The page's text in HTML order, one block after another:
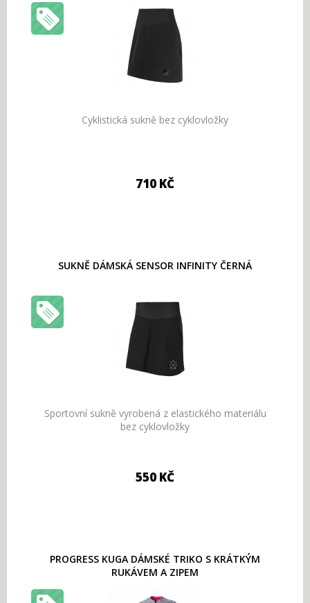
Cyklistická sukně bez cyklovložky
710 KČ
SUKNĚ DÁMSKÁ SENSOR INFINITY ČERNÁ
Sportovní sukně vyrobená z elastického materiálu
bez cyklovložky
550 KČ
PROGRESS KUGA DÁMSKÉ TRIKO S KRÁTKÝM
RUKÁVEM A ZIPEM